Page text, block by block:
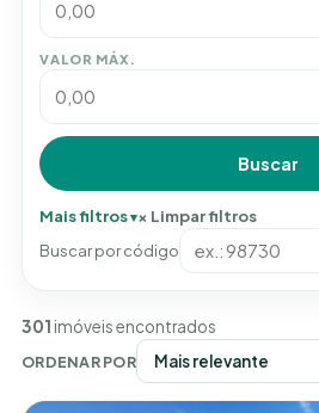
VALOR MÁX.
Buscar
Mais filtros
Limpar filtros
Buscar por código
301 imóveis encontrados
ORDENAR POR